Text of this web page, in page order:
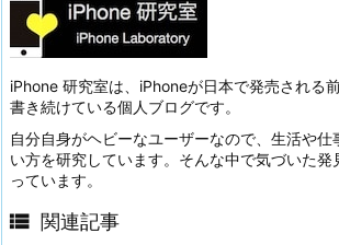
iPhone 研究室は、iPhoneが日本で発売される
書き続けている個人ブログです。
自分自身がヘビーなユーザーなので、生活や仕
い方を研究しています。そんな中で気づいた発
っています。
 関連記事